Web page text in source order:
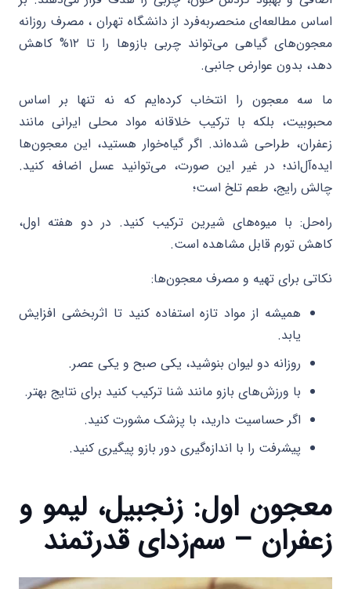
اساس مطالعه‌ای منحصربه‌فرد از دانشگاه تهران ، مصرف روزانه
معجون‌های گیاهی می‌تواند چربی بازوها را تا ۱۲% کاهش
دهد، بدون عوارض جانبی.
ما سه معجون را انتخاب کرده‌ایم که نه تنها بر اساس
محبوبیت، بلکه با ترکیب خلاقانه مواد محلی ایرانی مانند
زعفران، طراحی شده‌اند. اگر گیاه‌خوار هستید، این معجون‌ها
ایده‌آل‌اند؛ در غیر این صورت، می‌توانید عسل اضافه کنید.
چالش رایج، طعم تلخ است؛
راه‌حل: با میوه‌های شیرین ترکیب کنید. در دو هفته اول،
کاهش تورم قابل مشاهده است.
نکاتی برای تهیه و مصرف معجون‌ها:
همیشه از مواد تازه استفاده کنید تا اثربخشی افزایش
یابد.
روزانه دو لیوان بنوشید، یکی صبح و یکی عصر.
با ورزش‌های بازو مانند شنا ترکیب کنید برای نتایج بهتر.
اگر حساسیت دارید، با پزشک مشورت کنید.
پیشرفت را با اندازه‌گیری دور بازو پیگیری کنید.
معجون اول: زنجبیل، لیمو و
زعفران – سم‌زدای قدرتمند